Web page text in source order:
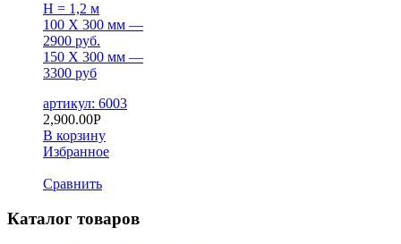
H = 1,2 м
100 Х 300 мм —
2900 руб.
150 Х 300 мм —
3300 руб
артикул: 6003
2,900.00Р
В корзину
Избранное
Сравнить
Каталог товаров